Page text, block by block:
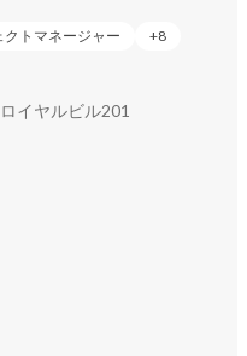
う想いを込めています。
ム開発、
クトマネージャー +8
イヤルビル201